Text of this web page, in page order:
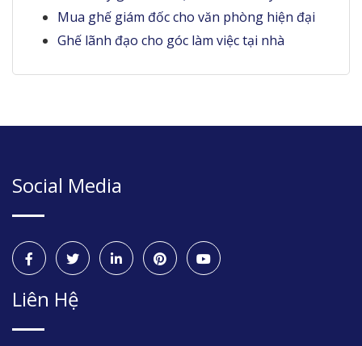
Mua ghế giám đốc cho văn phòng hiện đại
Ghế lãnh đạo cho góc làm việc tại nhà
Social Media
Liên Hệ